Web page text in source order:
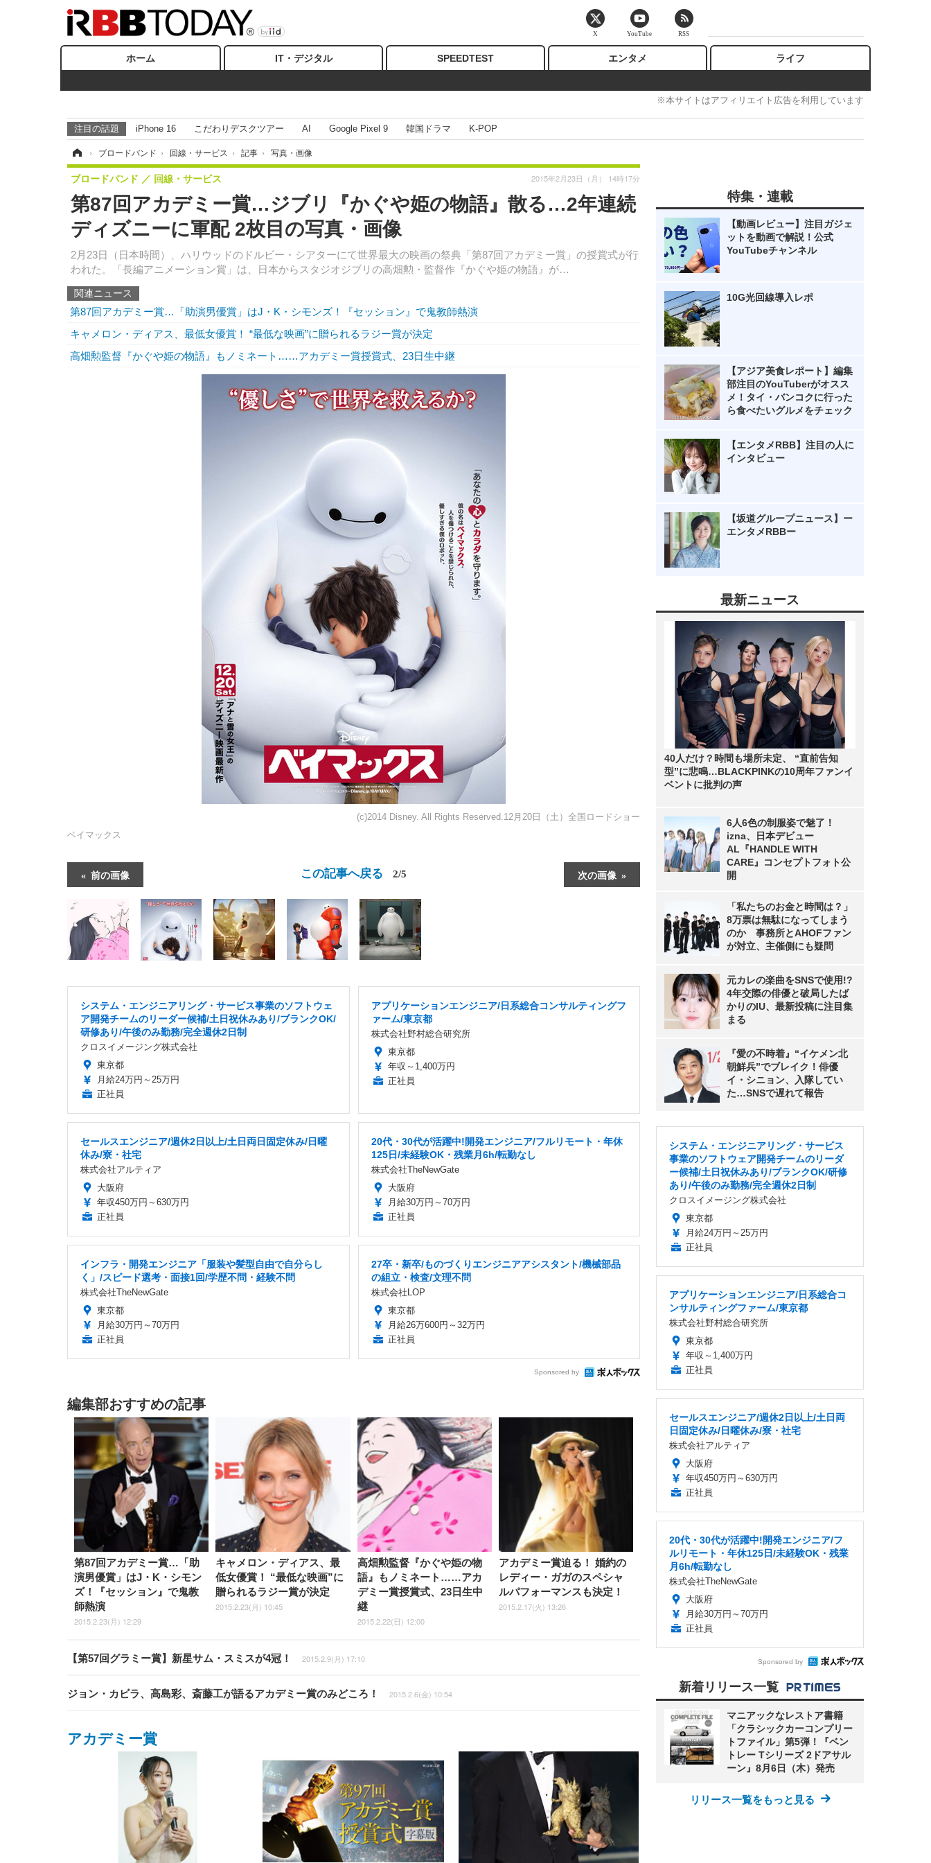
ホーム IT・デジタル SPEEDTEST エンタメ ライフ
※本サイトはアフィリエイト広告を利用しています
注目の話題 iPhone 16 こだわりデスクツアー AI Google Pixel 9 韓国ドラマ K-POP
› ブロードバンド › 回線・サービス › 記事 › 写真・画像
第87回アカデミー賞…ジブリ『かぐや姫の物語』散る…2年連続
ディズニーに軍配 2枚目の写真・画像
2月23日（日本時間）、ハリウッドのドルビー・シアターにて世界最大の映画の祭典「第87回アカデミー賞」の授賞式が行
われた。「長編アニメーション賞」は、日本からスタジオジブリの高畑勲・監督作『かぐや姫の物語』が…
ブロードバンド 回線・サービス 2015年2月23日（月） 14時17分
関連ニュース
第87回アカデミー賞…「助演男優賞」はJ・K・シモンズ！『セッション』で鬼教師熱演
キャメロン・ディアス、最低女優賞！ “最低な映画”に贈られるラジー賞が決定
高畑勲監督『かぐや姫の物語』もノミネート……アカデミー賞授賞式、23日生中継
(c)2014 Disney. All Rights Reserved.12月20日（土）全国ロードショー
ベイマックス
前の画像 次の画像
この記事へ戻る 2/5
システム・エンジニアリング・サービス事業のソフトウェ
ア開発チームのリーダー候補/土日祝休みあり/ブランクOK/
研修あり/午後のみ勤務/完全週休2日制
クロスイメージング株式会社
東京都
月給24万円～25万円
正社員
アプリケーションエンジニア/日系総合コンサルティングフ
ァーム/東京都
株式会社野村総合研究所
東京都
年収～1,400万円
正社員
セールスエンジニア/週休2日以上/土日両日固定休み/日曜
休み/寮・社宅
株式会社アルティア
大阪府
年収450万円～630万円
正社員
20代・30代が活躍中!開発エンジニア/フルリモート・年休
125日/未経験OK・残業月6h/転勤なし
株式会社TheNewGate
大阪府
月給30万円～70万円
正社員
インフラ・開発エンジニア「服装や髪型自由で自分らし
く」/スピード選考・面接1回/学歴不問・経験不問
株式会社TheNewGate
東京都
月給30万円～70万円
正社員
27卒・新卒/ものづくりエンジニアアシスタント/機械部品
の組立・検査/文理不問
株式会社LOP
東京都
月給26万600円～32万円
正社員
Sponsored by
編集部おすすめの記事
第87回アカデミー賞…「助
演男優賞」はJ・K・シモン
ズ！『セッション』で鬼教
師熱演
2015.2.23(月) 12:29
キャメロン・ディアス、最
低女優賞！ “最低な映画”に
贈られるラジー賞が決定
2015.2.23(月) 10:45
高畑勲監督『かぐや姫の物
語』もノミネート……アカ
デミー賞授賞式、23日生中
継
2015.2.22(日) 12:00
アカデミー賞迫る！ 婚約の
レディー・ガガのスペシャ
ルパフォーマンスも決定！
2015.2.17(火) 13:26
【第57回グラミー賞】新星サム・スミスが4冠！ 2015.2.9(月) 17:10
ジョン・カビラ、高島彩、斎藤工が語るアカデミー賞のみどころ！ 2015.2.6(金) 10:54
アカデミー賞
特集・連載
【動画レビュー】注目ガジェ
ットを動画で解説！公式
YouTubeチャンネル
10G光回線導入レポ
【アジア美食レポート】編集
部注目のYouTuberがオスス
メ！タイ・バンコクに行った
ら食べたいグルメをチェック
【エンタメRBB】注目の人に
インタビュー
【坂道グループニュース】ー
エンタメRBBー
最新ニュース
40人だけ？時間も場所未定、 “直前告知
型”に悲鳴…BLACKPINKの10周年ファンイ
ベントに批判の声
6人6色の制服姿で魅了！
izna、日本デビュー
AL『HANDLE WITH
CARE』コンセプトフォト公
開
「私たちのお金と時間は？」
8万票は無駄になってしまう
のか 事務所とAHOFファン
が対立、主催側にも疑問
元カレの楽曲をSNSで使用!?
4年交際の俳優と破局したば
かりのIU、最新投稿に注目集
まる
『愛の不時着』“イケメン北
朝鮮兵”でブレイク！俳優
イ・シニョン、入隊してい
た…SNSで遅れて報告
システム・エンジニアリング・サービス
事業のソフトウェア開発チームのリーダ
ー候補/土日祝休みあり/ブランクOK/研修
あり/午後のみ勤務/完全週休2日制
クロスイメージング株式会社
東京都
月給24万円～25万円
正社員
アプリケーションエンジニア/日系総合コ
ンサルティングファーム/東京都
株式会社野村総合研究所
東京都
年収～1,400万円
正社員
セールスエンジニア/週休2日以上/土日両
日固定休み/日曜休み/寮・社宅
株式会社アルティア
大阪府
年収450万円～630万円
正社員
20代・30代が活躍中!開発エンジニア/フ
ルリモート・年休125日/未経験OK・残業
月6h/転勤なし
株式会社TheNewGate
大阪府
月給30万円～70万円
正社員
Sponsored by
新着リリース一覧
マニアックなレストア書籍
「クラシックカーコンプリー
トファイル」第5弾！『ベン
トレー Tシリーズ 2ドアサル
ーン』8月6日（木）発売
リリース一覧をもっと見る
X YouTube RSS